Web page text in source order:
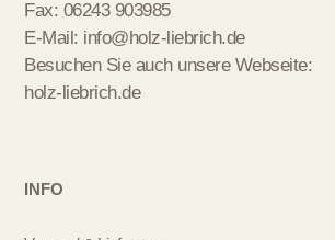
Fax: 06243 903985
E-Mail: info@holz-liebrich.de
Besuchen Sie auch unsere Webseite:
holz-liebrich.de
INFO